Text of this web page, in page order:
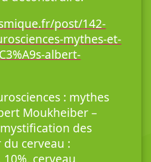
post/142-
mythes-et-
albert-
: mythes
Moukheiber –
des
cerveau :
cerveau